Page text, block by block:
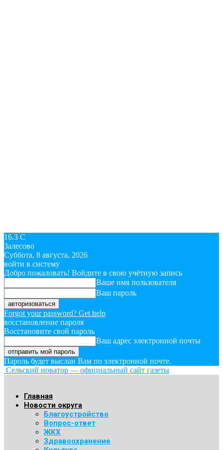
16.3 C
Залесово
Суббота, 8 августа, 2026
войти в систему
Добро пожаловать! Войдите в свою учётную запись
Ваше имя пользователя
Ваш пароль
Forgot your password? Get help
восстановление пароля
Восстановите свой пароль
Ваш адрес электронной почты
Пароль будет выслан Вам по электронной почте.
Сельский новатор — официальный сайт газеты
Главная
Новости округа
Благоустройство
Вопрос-ответ
ЖКХ
Здравоохранение